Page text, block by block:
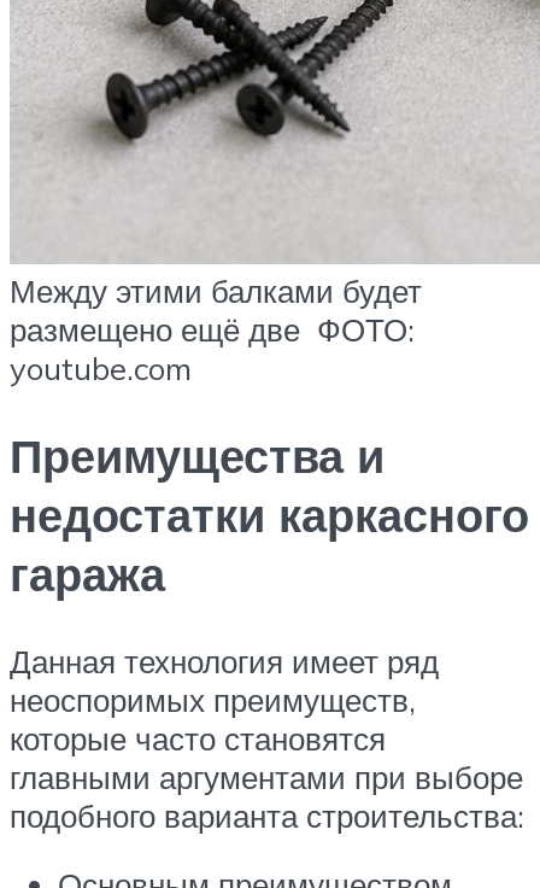
Между этими балками будет
размещено ещё две ФОТО:
youtube.com
Преимущества и
недостатки каркасного
гаража
Данная технология имеет ряд
неоспоримых преимуществ,
которые часто становятся
главными аргументами при выборе
подобного варианта строительства: